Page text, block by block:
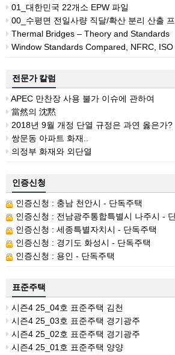
01_대한민국 22개소 EPW 파일
00_수평면 전일사량 직달/확산 분리 산출
Thermal Bridges – Theory and Standards
Window Standards Compared, NFRC, ISO and
전문가 칼럼
APEC 만찬장 사용 불가 이슈에 관하여
當然의 沈黙
2018년 9월 개정 단열 규정은 과연 옳은가?
쌍문동 아파트 화재..
의정부 화재와 외단열
인증신청
인증신청 : 충남 천안시 - 단독주택
인증신청 : 전남광주통합특별시 나주시 -
인증신청 : 세종특별자치시 - 단독주택
인증신청 : 경기도 화성시 - 단독주택
인증신청 : 용인 - 단독주택
표준주택
시즌4 25_04호 표준주택 김천
시즌4 25_03호 표준주택 경기광주
시즌4 25_02호 표준주택 경기광주
시즌4 25_01호 표준주택 양양